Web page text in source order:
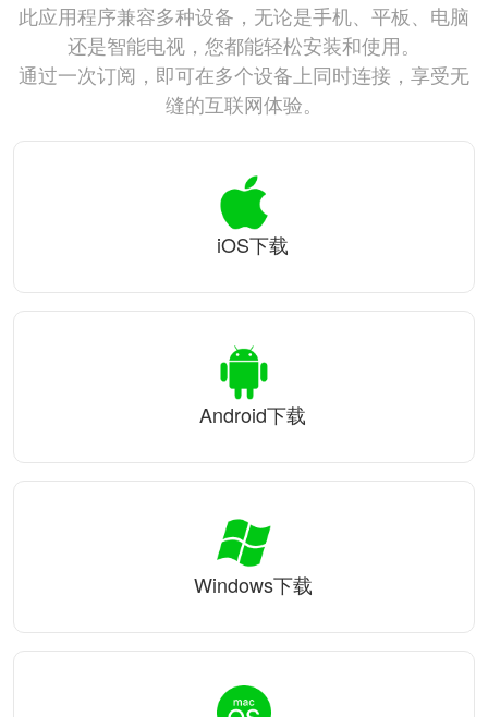
此应用程序兼容多种设备，无论是手机、平板、电脑
还是智能电视，您都能轻松安装和使用。
通过一次订阅，即可在多个设备上同时连接，享受无
缝的互联网体验。
iOS下载
Android下载
Windows下载